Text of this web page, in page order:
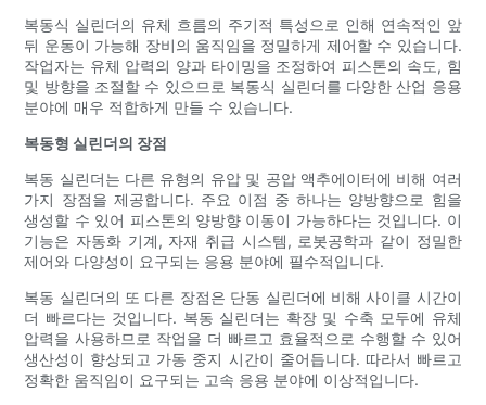
복동식 실린더의 유체 흐름의 주기적 특성으로 인해 연속적인 앞
뒤 운동이 가능해 장비의 움직임을 정밀하게 제어할 수 있습니다.
작업자는 유체 압력의 양과 타이밍을 조정하여 피스톤의 속도, 힘
및 방향을 조절할 수 있으므로 복동식 실린더를 다양한 산업 응용
분야에 매우 적합하게 만들 수 있습니다.
복동형 실린더의 장점
복동 실린더는 다른 유형의 유압 및 공압 액추에이터에 비해 여러
가지 장점을 제공합니다. 주요 이점 중 하나는 양방향으로 힘을
생성할 수 있어 피스톤의 양방향 이동이 가능하다는 것입니다. 이
기능은 자동화 기계, 자재 취급 시스템, 로봇공학과 같이 정밀한
제어와 다양성이 요구되는 응용 분야에 필수적입니다.
복동 실린더의 또 다른 장점은 단동 실린더에 비해 사이클 시간이
더 빠르다는 것입니다. 복동 실린더는 확장 및 수축 모두에 유체
압력을 사용하므로 작업을 더 빠르고 효율적으로 수행할 수 있어
생산성이 향상되고 가동 중지 시간이 줄어듭니다. 따라서 빠르고
정확한 움직임이 요구되는 고속 응용 분야에 이상적입니다.